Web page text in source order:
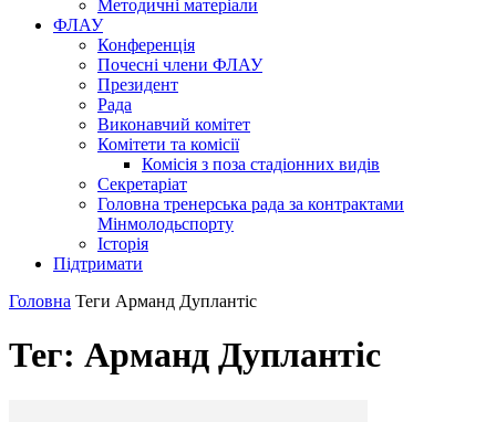
Методичні матеріали
ФЛАУ
Конференція
Почесні члени ФЛАУ
Президент
Рада
Виконавчий комітет
Комітети та комісії
Комісія з поза стадіонних видів
Секретаріат
Головна тренерська рада за контрактами
Мінмолодьспорту
Історія
Підтримати
Головна Теги Арманд Дуплантіс
Тег: Арманд Дуплантіс